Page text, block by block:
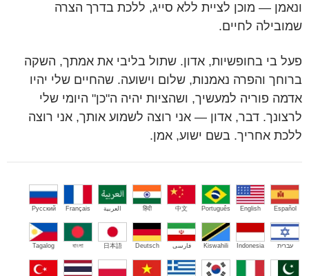
ונאמן — מוכן לציית ללא סייג, ללכת בדרך הצרה
שמובילה לחיים.
פעל בי בחופשיות, אדון. שתול בליבי את אמתך, השקה
ברוחך והפרה נאמנות, שלום וישועה. שהחיים שלי יהיו
אדמה פוריה למעשיך, ושהציות יהיה ה"כן" היומי שלי
לרצונך. דבר, אדון — אני רוצה לשמוע אותך, אני רוצה
ללכת אחריך. בשם ישוע, אמן.
Español
English
Português
中文
हिंदी العربية Français
Русский
עברית Indonesia
Kiswahili فارسی Deutsch
日本語
বাংলা
Tagalog